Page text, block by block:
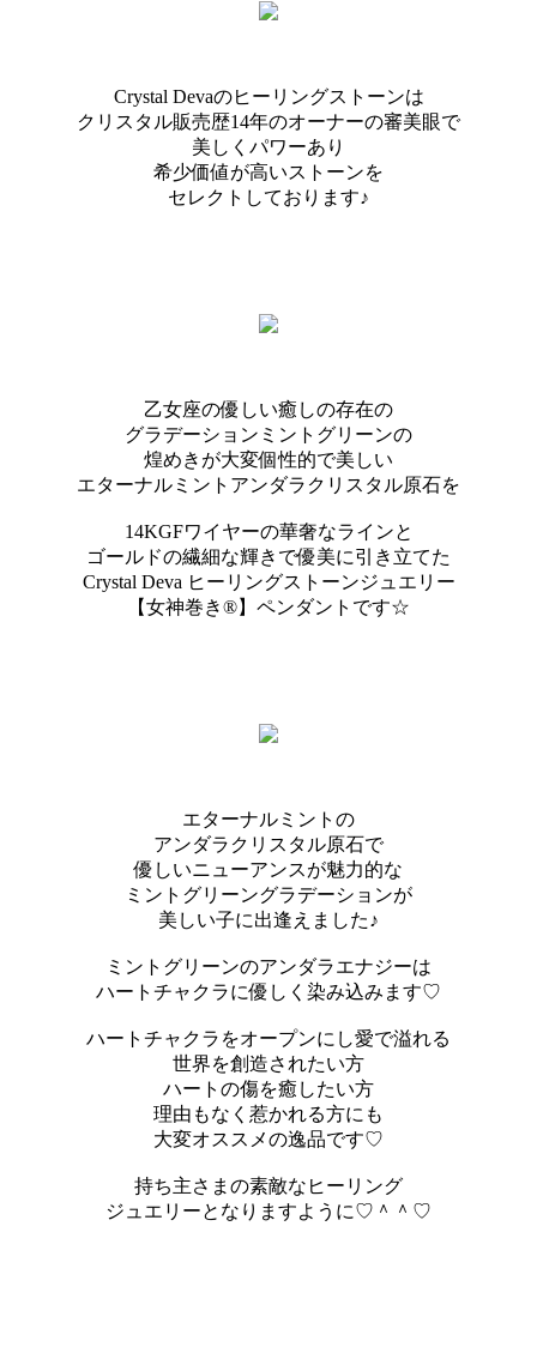
Crystal Devaのヒーリングストーンは
クリスタル販売歴14年のオーナーの審美眼で
美しくパワーあり
希少価値が高いストーンを
セレクトしております♪
乙女座の優しい癒しの存在の
グラデーションミントグリーンの
煌めきが大変個性的で美しい
エターナルミントアンダラクリスタル原石を
14KGFワイヤーの華奢なラインと
ゴールドの繊細な輝きで優美に引き立てた
Crystal Deva ヒーリングストーンジュエリー
【女神巻き®】ペンダントです☆
エターナルミントの
アンダラクリスタル原石で
優しいニューアンスが魅力的な
ミントグリーングラデーションが
美しい子に出逢えました♪
ミントグリーンのアンダラエナジーは
ハートチャクラに優しく染み込みます♡
ハートチャクラをオープンにし愛で溢れる
世界を創造されたい方
ハートの傷を癒したい方
理由もなく惹かれる方にも
大変オススメの逸品です♡
持ち主さまの素敵なヒーリング
ジュエリーとなりますように♡＾＾♡